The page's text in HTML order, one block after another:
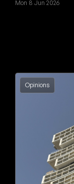
Mon 8 Jun 2026
Opinions